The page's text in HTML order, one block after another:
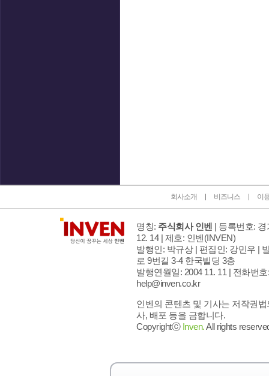
회사소개 비즈니스 이
명칭: 주식회사 인벤 | 등록번호:
12. 14 | 제호: 인벤(INVEN)
발행인: 박규상 | 편집인: 강민우 |
로 9번길 3-4 한국빌딩 3층
발행연월일: 2004 11. 11 | 전화번호
help@inven.co.kr
인벤의 콘텐츠 및 기사는 저작권
사, 배포 등을 금합니다.
Copyrightⓒ Inven.All rights